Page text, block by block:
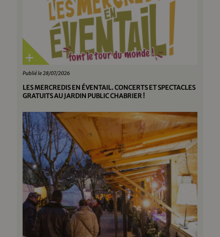
Publié le 28/07/2026
LES MERCREDIS EN ÉVENTAIL. CONCERTS ET SPECTACLES
GRATUITS AU JARDIN PUBLIC CHABRIER !